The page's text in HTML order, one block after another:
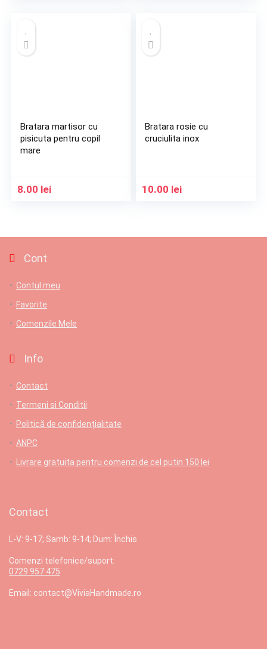
Bratara martisor cu
pisicuta pentru copil
mare
8.00 lei
Bratara rosie cu
cruciulita inox
10.00 lei
Cont
Contul meu
Favorite
Comenzile Mele
Info
Contact
Termeni si Conditii
Politică de confidențialitate
ANPC
Livrare gratuita pentru comenzi de cel putin 150 lei
Contact
L-V: 9-17; Samb: 9-14; Dum: Închis
Comenzi telefonice/suport:
0729 957 475
Email: contact@ViviaHandmade.ro